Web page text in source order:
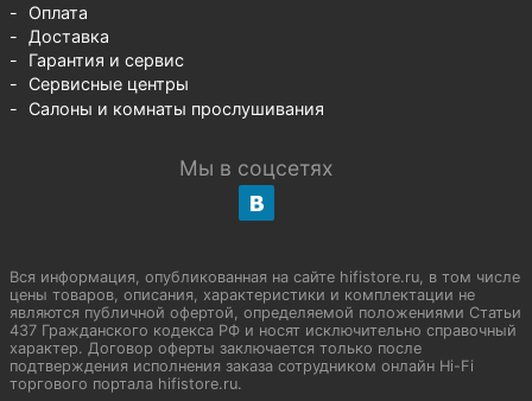
Оплата
Доставка
Гарантия и сервис
Сервисные центры
Салоны и комнаты прослушивания
Мы в соцсетях
Вся информация, опубликованная на сайте hifistore.ru, в том числе
цены товаров, описания, характеристики и комплектации не
являются публичной офертой, определяемой положениями Статьи
437 Гражданского кодекса РФ и носят исключительно справочный
характер. Договор оферты заключается только после
подтверждения исполнения заказа сотрудником онлайн Hi-Fi
торгового портала hifistore.ru.